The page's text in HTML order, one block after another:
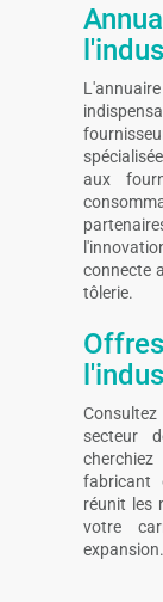
aux
connecte
tôlerie.
secteur
fabricant
réunit les
votre
expansion.